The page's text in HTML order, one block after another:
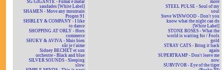
SG GIGANTE - Fumar é matar
saudades [White Label]
SHAMEN - Move any mountain
Progen 91
SHIRLEY & COMPANY - I like
to dance
SHOPPING AT ORLY - Hors
commerce
SHUKY & AVIVA - Mais bien
sûr je t'aime
Sidney BECHET et son
orchestre - Black and blue
SILVER SOUNDS - Sleeping
slow
more
STEEL PULSE - Soul of my
soul
Steve WINWOOD - Don't you
know what the night can do
[White Label]
STONE ROSES - What the
world is waiting for / Fools
gold
STRAY CATS - Bring it back
again
SUPERTRAMP - Don't leave me
now
SURVIVOR - Eye of the tiger